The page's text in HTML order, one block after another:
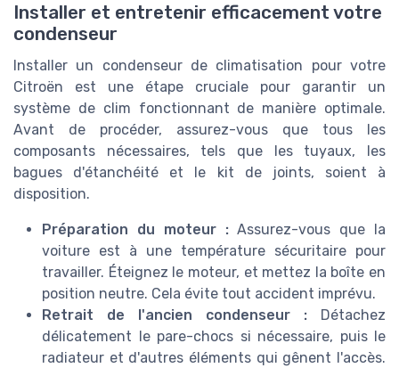
Installer et entretenir efficacement votre
condenseur
Installer un condenseur de climatisation pour votre
Citroën est une étape cruciale pour garantir un
système de clim fonctionnant de manière optimale.
Avant de procéder, assurez-vous que tous les
composants nécessaires, tels que les tuyaux, les
bagues d'étanchéité et le kit de joints, soient à
disposition.
Préparation du moteur :Assurez-vous que la
voiture est à une température sécuritaire pour
travailler. Éteignez le moteur, et mettez la boîte en
position neutre. Cela évite tout accident imprévu.
Retrait de l'ancien condenseur : Détachez
délicatement le pare-chocs si nécessaire, puis le
radiateur et d'autres éléments qui gênent l'accès.